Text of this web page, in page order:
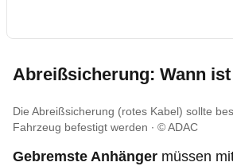
Abreißsicherung: Wann
Die Abreißsicherung (rotes Kabel) sollte
Fahrzeug befestigt werden
© ADAC
Gebremste Anhänger müssen